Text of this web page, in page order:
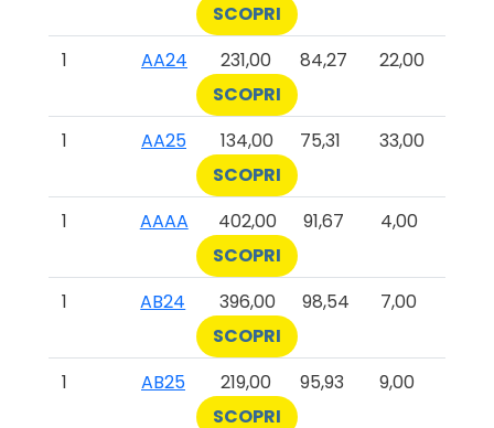
SCOPRI
1
AA24 231,00 84,27
22,00
SCOPRI
1
AA25 134,00 75,31
33,00
SCOPRI
1
AAAA 402,00 91,67
4,00
SCOPRI
1
AB24 396,00 98,54
7,00
SCOPRI
1
AB25 219,00 95,93
9,00
SCOPRI